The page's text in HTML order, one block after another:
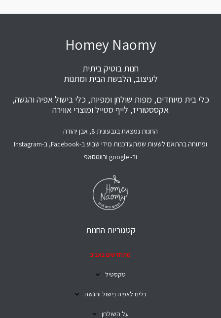
Homey Naomy
חנות בוטיק ביתית
לעיצוב, הלבשת הבית ומתנות
כלי בית מיוחדים, מפות שולחן ומפיות, כלי בישול אפיה והגשה,
אקססטוריז, לייף סטייל ומוצרי אווירה
החנות נמצאת בגבעונית 8, אבן יהודה
ופתוחה בהתאם לשעות שמתעדכנות מידי שבוע ב-Facebook, ב-Instagram
וב- google ובווטסאפ
קטגוריות החנות
מתחדשים באביב
טקסטיל
כלים לאפיה בישול והגשה
על השולחן